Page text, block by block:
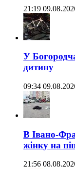
21:19
У
дитину
09:34
В Івано-
жінку на
21:56